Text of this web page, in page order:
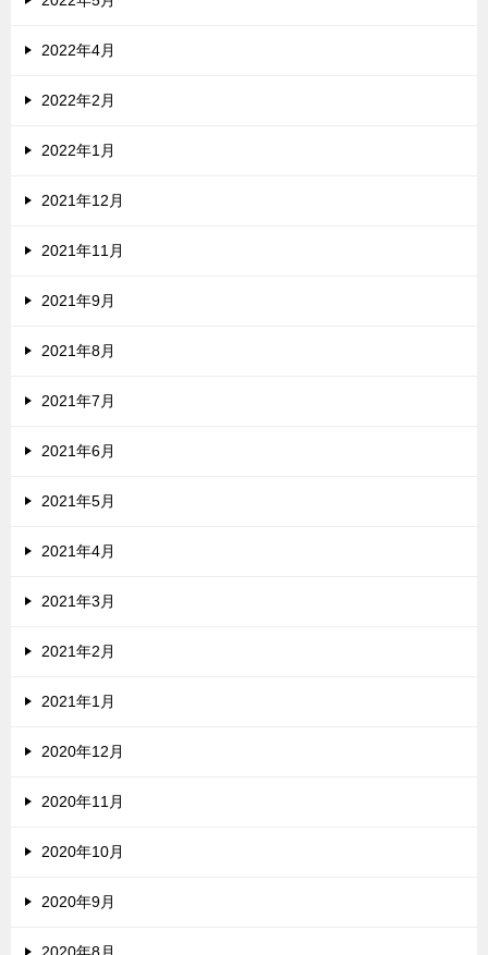
2022年4月
2022年2月
2022年1月
2021年12月
2021年11月
2021年9月
2021年8月
2021年7月
2021年6月
2021年5月
2021年4月
2021年3月
2021年2月
2021年1月
2020年12月
2020年11月
2020年10月
2020年9月